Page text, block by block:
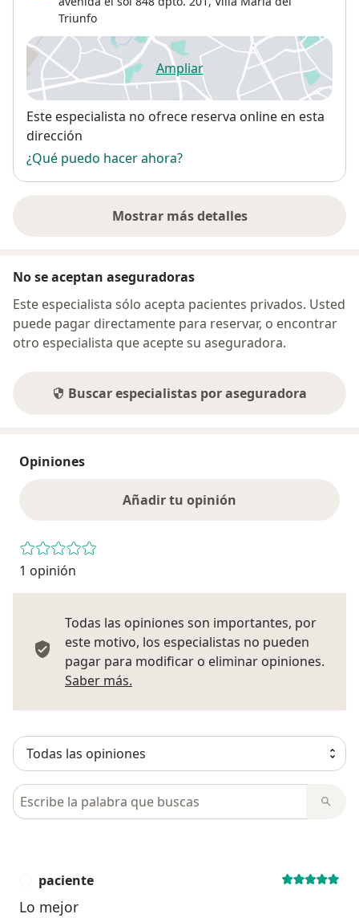
Triunfo
Ampliarse abre en una nueva
Disponibilidad
Este especialista no ofrece reserva online en esta
dirección
¿Qué puedo hacer ahora?
Mostrar más detalles
sobre la dirección
No se aceptan aseguradoras
Este especialista sólo acepta pacientes privados. Usted
puede pagar directamente para reservar, o encontrar
otro especialista que acepte su aseguradora.
Buscar especialistas por aseguradora
Opiniones
Añadir tu opinión
1 opinión
Todas las opiniones son importantes, por
este motivo, los especialistas no pueden
pagar para modificar o eliminar opiniones.
Saber más.
Busca en opiniones
paciente
Lo mejor